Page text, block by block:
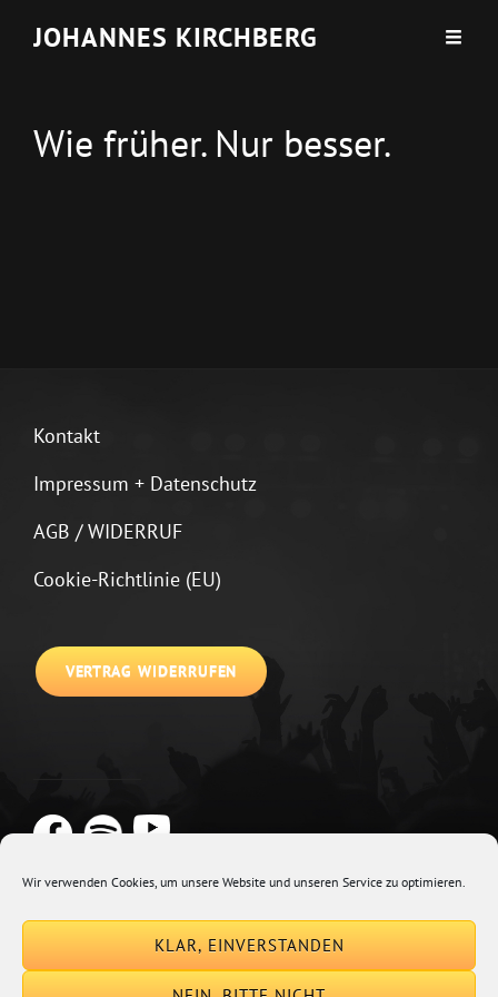
Wir verwenden Cookies, um unsere Website und unseren Service zu optimieren.
KLAR, EINVERSTANDEN
JOHANNES KIRCHBERG
Wie früher. Nur besser.
Kontakt
Impressum + Datenschutz
AGB / WIDERRUF
Cookie-Richtlinie (EU)
VERTRAG WIDERRUFEN
Euphony By Catch Themes